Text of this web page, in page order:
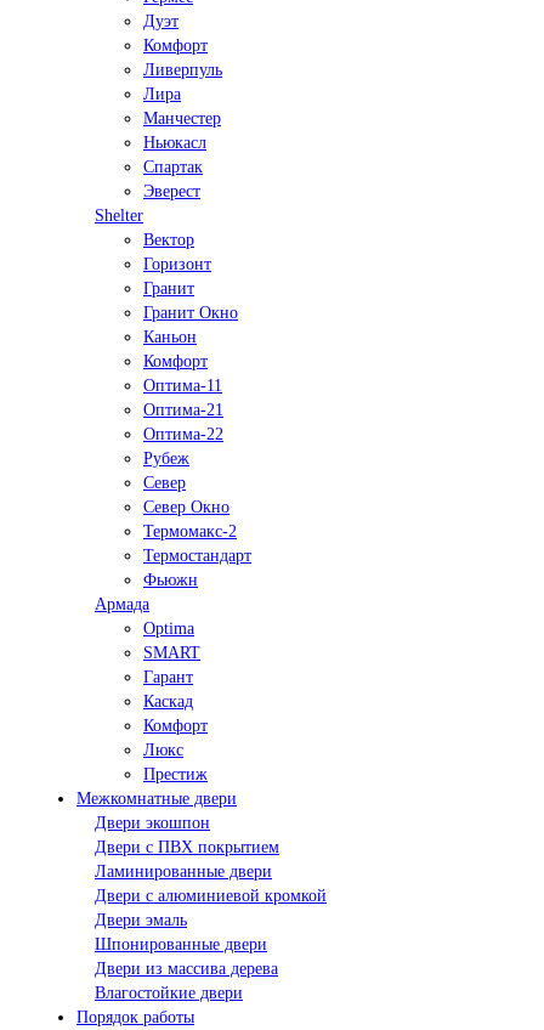
Дуэт
Комфорт
Ливерпуль
Лира
Манчестер
Ньюкасл
Спартак
Эверест
Shelter
Вектор
Горизонт
Гранит
Гранит Окно
Каньон
Комфорт
Оптима-11
Оптима-21
Оптима-22
Рубеж
Север
Север Окно
Термомакс-2
Термостандарт
Фьюжн
Армада
Optima
SMART
Гарант
Каскад
Комфорт
Люкс
Престиж
Межкомнатные двери
Двери экошпон
Двери с ПВХ покрытием
Ламинированные двери
Двери с алюминиевой кромкой
Двери эмаль
Шпонированные двери
Двери из массива дерева
Влагостойкие двери
Порядок работы